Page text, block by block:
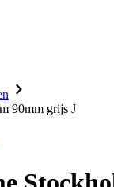
90mm grijs J